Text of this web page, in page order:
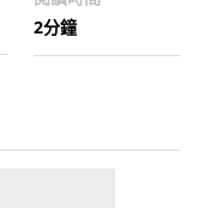
2分鐘